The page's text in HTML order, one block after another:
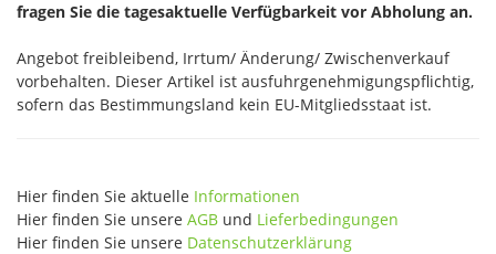
fragen Sie die tagesaktuelle Verfügbarkeit vor Abholung an.
Angebot freibleibend, Irrtum/ Änderung/ Zwischenverkauf
vorbehalten. Dieser Artikel ist ausfuhrgenehmigungspflichtig,
sofern das Bestimmungsland kein EU-Mitgliedsstaat ist.
Hier finden Sie aktuelle Informationen
Hier finden Sie unsere AGB und Lieferbedingungen
Hier finden Sie unsere Datenschutzerklärung